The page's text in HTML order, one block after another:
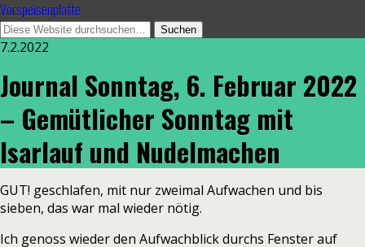
Vorspeisenplatte
7.2.2022
Journal Sonntag, 6. Februar 2022
– Gemütlicher Sonntag mit
Isarlauf und Nudelmachen
GUT! geschlafen, mit nur zweimal Aufwachen und bis
sieben, das war mal wieder nötig.
Ich genoss wieder den Aufwachblick durchs Fenster auf